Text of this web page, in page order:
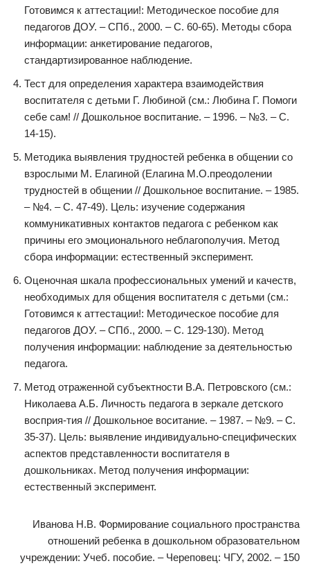
Готовимся к аттестации!: Методическое пособие для
педагогов ДОУ. – СПб., 2000. – С. 60-65). Методы сбора
информации: анкетирование педагогов,
стандартизированное наблюдение.
Тест для определения характера взаимодействия
воспитателя с детьми Г. Любиной (см.: Любина Г. Помоги
себе сам! // Дошкольное воспитание. – 1996. – №3. – С.
14-15).
Методика выявления трудностей ребенка в общении со
взрослыми М. Елагиной (Елагина М.О.преодолении
трудностей в общении // Дошкольное воспитание. – 1985.
– №4. – С. 47-49). Цель: изучение содержания
коммуникативных контактов педагога с ребенком как
причины его эмоционального неблагополучия. Метод
сбора информации: естественный эксперимент.
Оценочная шкала профессиональных умений и качеств,
необходимых для общения воспитателя с детьми (см.:
Готовимся к аттестации!: Методическое пособие для
педагогов ДОУ. – СПб., 2000. – С. 129-130). Метод
получения информации: наблюдение за деятельностью
педагога.
Метод отраженной субъектности В.А. Петровского (см.:
Николаева А.Б. Личность педагога в зеркале детского
восприя-тия // Дошкольное воситание. – 1987. – №9. – С.
35-37). Цель: выявление индивидуально-специфических
аспектов представленности воспитателя в
дошкольниках. Метод получения информации:
естественный эксперимент.
Иванова Н.В. Формирование социального пространства
отношений ребенка в дошкольном образовательном
учреждении: Учеб. пособие. – Череповец: ЧГУ, 2002. – 150